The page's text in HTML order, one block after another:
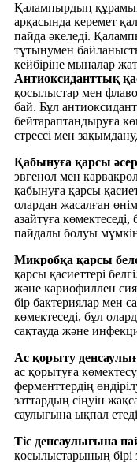
Қалампырдың
арқасында керемет
пайда әкеледі.
тұтынумен
кейбіріне мыналар
Антиоксиданттық
қосылыстар мен
бай. Бұл
бейтараптандыруға
стрессі мен
Қабынуға қарсы
эвгенол мен
қабынуға қарсы
олардан жасалған
азайтуға
пайдалы болуы
Микробқа қарсы
қарсы қасиеттері
және кариофиллен
бір бактериялар мен
көмектеседі, бұл
сақтауда және
Ас қорыту
ас қорытуға
ферменттердің
заттардың сіңуін
саулығына ықпал
Тіс денсаулығына
қосылыстарының бірі